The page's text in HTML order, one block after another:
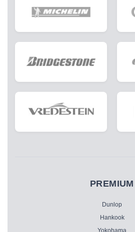
PREMIUM
Dunlop
Hankook
Yokohama